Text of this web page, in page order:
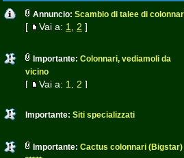
Annuncio: Scambio di talee di
[ Vai a: 1 2 ]
Importante: Colonnari, vediamoli da
vicino
[ Vai a: 1 2 ]
Importante: Siti specializzati
Importante: Cactus colonnari (Bigstar)